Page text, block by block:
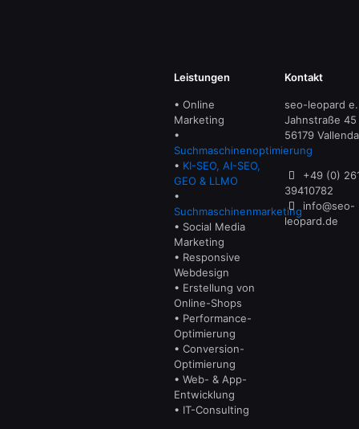
Leistungen
• Online
Marketing
•
Suchmaschinenoptimierung
• KI-SEO, AI-SEO,
GEO & LLMO
•
Suchmaschinenmarketing
• Social Media
Marketing
• Responsive
Webdesign
• Erstellung von
Online-Shops
• Performance-
Optimierung
• Conversion-
Optimierung
• Web- & App-
Entwicklung
• IT-Consulting
Kontakt
seo-leopard
Jahnstraße 45
56179
+49 (0)
39410782
info@seo-
leopard.de